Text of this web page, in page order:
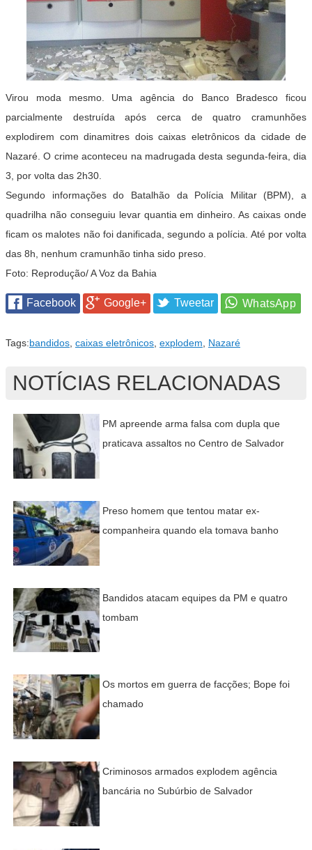
Virou moda mesmo. Uma agência do Banco Bradesco ficou
parcialmente destruída após cerca de quatro cramunhões
explodirem com dinamitres dois caixas eletrônicos da cidade de
Nazaré. O crime aconteceu na madrugada desta segunda-feira, dia
3, por volta das 2h30.
Segundo informações do Batalhão da Polícia Militar (BPM), a
quadrilha não conseguiu levar quantia em dinheiro. As caixas onde
ficam os malotes não foi danificada, segundo a polícia. Até por volta
das 8h, nenhum cramunhão tinha sido preso.
Foto: Reprodução/ A Voz da Bahia
Facebook Google+ Tweetar
Tags:bandidos, caixas eletrônicos, explodem, Nazaré
NOTÍCIAS RELACIONADAS
PM apreende arma falsa com dupla que
praticava assaltos no Centro de Salvador
Preso homem que tentou matar ex-
companheira quando ela tomava banho
Bandidos atacam equipes da PM e quatro
tombam
Os mortos em guerra de facções; Bope foi
chamado
Criminosos armados explodem agência
bancária no Subúrbio de Salvador